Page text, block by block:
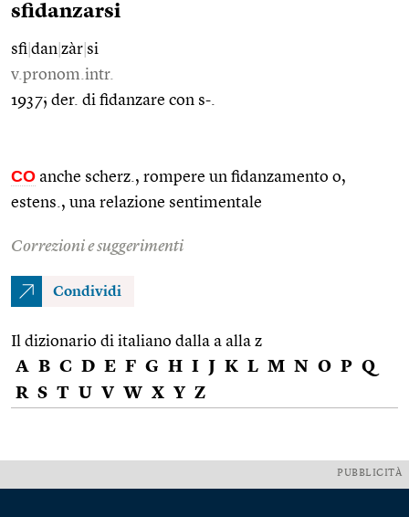
sfidanzarsi
sfi dan zàr si
v.pronom.intr.
1937; der. di fidanzare con s-.
CO anche scherz., rompere un fidanzamento o,
estens., una relazione sentimentale
Correzioni e suggerimenti
Condividi
Il dizionario di italiano dalla a alla z
A B C D E F G H I J K L M N O P Q
R S T U V W X Y Z
PUBBLICITÀ